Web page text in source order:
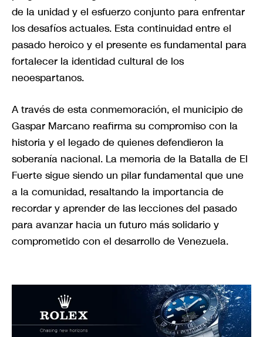
de la unidad y el esfuerzo conjunto para enfrentar
los desafíos actuales. Esta continuidad entre el
pasado heroico y el presente es fundamental para
fortalecer la identidad cultural de los
neoespartanos.
A través de esta conmemoración, el municipio de
Gaspar Marcano reafirma su compromiso con la
historia y el legado de quienes defendieron la
soberanía nacional. La memoria de la Batalla de El
Fuerte sigue siendo un pilar fundamental que une
a la comunidad, resaltando la importancia de
recordar y aprender de las lecciones del pasado
para avanzar hacia un futuro más solidario y
comprometido con el desarrollo de Venezuela.